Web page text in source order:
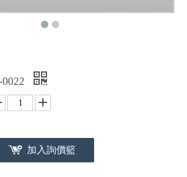
加入詢價籃